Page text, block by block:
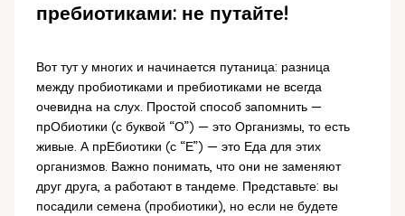
пребиотиками: не путайте!
Вот тут у многих и начинается путаница: разница
между пробиотиками и пребиотиками не всегда
очевидна на слух. Простой способ запомнить —
прОбиотики (с буквой “О”) — это Организмы, то есть
живые. А прЕбиотики (с “Е”) — это Еда для этих
организмов. Важно понимать, что они не заменяют
друг друга, а работают в тандеме. Представьте: вы
посадили семена (пробиотики), но если не будете